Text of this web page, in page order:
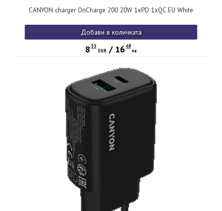
CANYON charger OnCharge 200 20W 1xPD 1xQC EU White
Добави в количката
8 53
EUR / 1668
лв